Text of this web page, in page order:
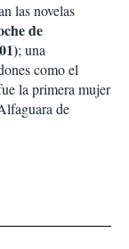
las novelas
de
; una
como el
la primera mujer
de